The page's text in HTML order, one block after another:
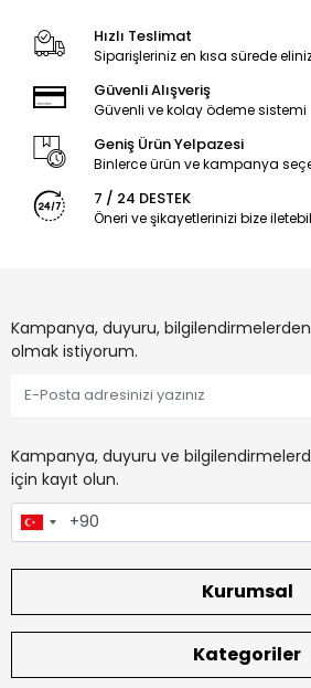
Hızlı Teslimat
Siparişleriniz en kısa sürede
Güvenli Alışveriş
Güvenli ve kolay ödeme sistemi
Geniş Ürün Yelpazesi
Binlerce ürün ve kampanya
7 / 24 DESTEK
Öneri ve şikayetlerinizi bize
Kampanya, duyuru,
olmak istiyorum.
Kampanya, duyuru ve
için kayıt olun.
Kurumsal
Kategoriler